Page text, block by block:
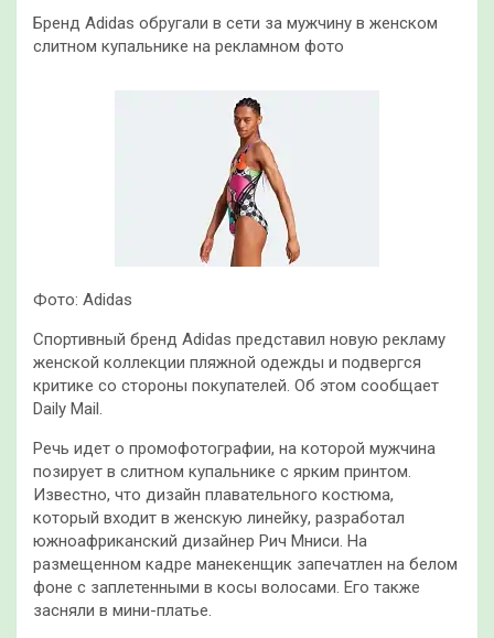
Бренд Adidas обругали в сети за мужчину в женском
слитном купальнике на рекламном фото
Фото: Adidas
Спортивный бренд Adidas представил новую рекламу
женской коллекции пляжной одежды и подвергся
критике со стороны покупателей. Об этом сообщает
Daily Mail.
Речь идет о промофотографии, на которой мужчина
позирует в слитном купальнике с ярким принтом.
Известно, что дизайн плавательного костюма,
который входит в женскую линейку, разработал
южноафриканский дизайнер Рич Мниси. На
размещенном кадре манекенщик запечатлен на белом
фоне с заплетенными в косы волосами. Его также
засняли в мини-платье.